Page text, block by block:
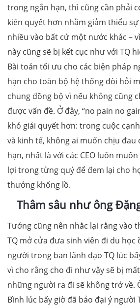
trong ngắn hạn, thì cũng cần phải
kiên quyết hơn nhằm giảm thiểu
nhiều vào bất cứ một nước khác –
này cũng sẽ bị kết cục như với TQ
Bài toán tối ưu cho các biện pháp
hạn cho toàn bộ hệ thống đòi hỏi
chung đồng bộ vì nếu không cũng
được vấn đề. Ở đây, “no pain no
khó giải quyết hơn: trong cuộc
và kinh tế, không ai muốn chịu đau
hạn, nhất là với các CEO luôn
lợi trong từng quý để đem lại cho
thưởng khổng lồ.
Thâm sâu như ông
Tưởng cũng nên nhắc lại rằng vào
TQ mở cửa đưa sinh viên đi du học
người trong ban lãnh đạo TQ lúc
vì cho rằng cho đi như vậy sẽ bị
những người ra đi sẽ không trở về.
Bình lúc bấy giờ đã bảo đại ý người